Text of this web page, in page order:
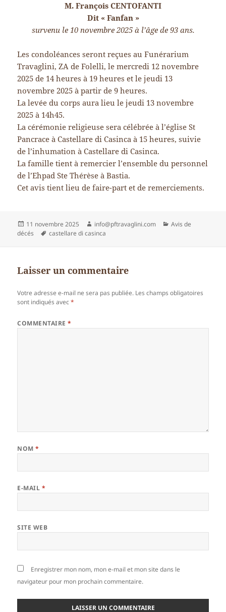
M. François CENTOFANTI
Dit « Fanfan »
survenu le 10 novembre 2025 à l’âge de 93 ans.
Les condoléances seront reçues au Funérarium
Travaglini, ZA de Folelli, le mercredi 12 novembre
2025 de 14 heures à 19 heures et le jeudi 13
novembre 2025 à partir de 9 heures.
La levée du corps aura lieu le jeudi 13 novembre
2025 à 14h45.
La cérémonie religieuse sera célébrée à l’église St
Pancrace à Castellare di Casinca à 15 heures, suivie
de l’inhumation à Castellare di Casinca.
La famille tient à remercier l’ensemble du personnel
de l’Ehpad Ste Thérèse à Bastia.
Cet avis tient lieu de faire-part et de remerciements.
Publié
le
11 novembre 2025 Auteur
info@pftravaglini.com Catégories
Avis de
décés
Mots-
castellare di casinca
Laisser un commentaire
Votre adresse e-mail ne sera pas publiée. Les champs obligatoires
sont indiqués avec*
COMMENTAIRE*
NOM*
E-MAIL *
SITE WEB
Enregistrer mon nom, mon e-mail et mon site dans le
navigateur pour mon prochain commentaire.